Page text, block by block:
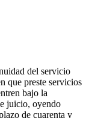
del servicio
que preste servicios
bajo la
juicio, oyendo
de cuarenta y